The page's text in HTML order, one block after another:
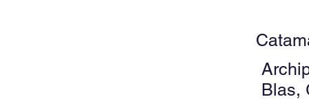
Blas,